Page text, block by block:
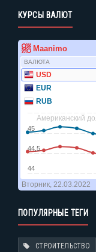
КУРСЫ ВАЛЮТ
ПОПУЛЯРНЫЕ ТЕГИ
СТРОИТЕЛЬСТВО